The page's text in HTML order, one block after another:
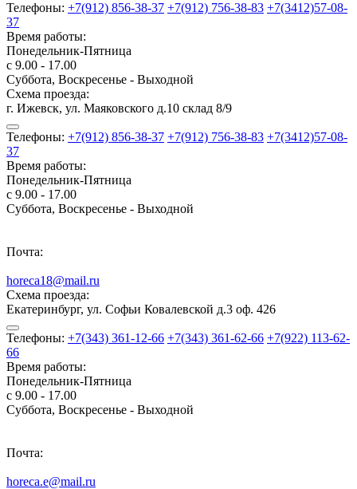
Телефоны: +7(912) 856-38-37 +7(912) 756-38-83 +7(3412)57-08-
37
Время работы:
Понедельник-Пятница
с 9.00 - 17.00
Суббота, Воскресенье - Выходной
Схема проезда:
г. Ижевск, ул. Маяковского д.10 склад 8/9
Телефоны: +7(912) 856-38-37 +7(912) 756-38-83 +7(3412)57-08-
37
Время работы:
Понедельник-Пятница
с 9.00 - 17.00
Суббота, Воскресенье - Выходной
Почта:
horeca18@mail.ru
Схема проезда:
Екатеринбург, ул. Софьи Ковалевской д.3 оф. 426
Телефоны: +7(343) 361-12-66 +7(343) 361-62-66 +7(922) 113-62-
66
Время работы:
Понедельник-Пятница
с 9.00 - 17.00
Суббота, Воскресенье - Выходной
Почта:
horeca.e@mail.ru